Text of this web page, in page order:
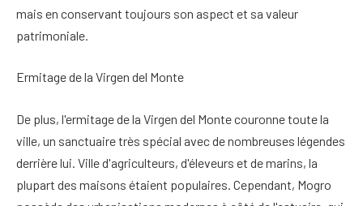
mais en conservant toujours son aspect et sa valeur
patrimoniale.
Ermitage de la Virgen del Monte
De plus, l'ermitage de la Virgen del Monte couronne toute la
ville, un sanctuaire très spécial avec de nombreuses légendes
derrière lui. Ville d'agriculteurs, d'éleveurs et de marins, la
plupart des maisons étaient populaires. Cependant, Mogro